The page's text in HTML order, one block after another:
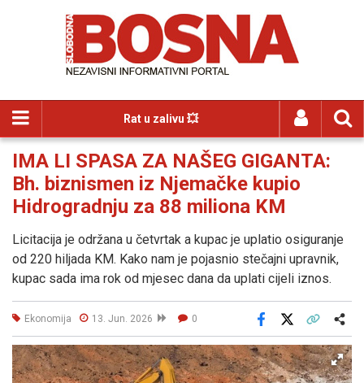
Rat u zalivu 💥
IMA LI SPASA ZA NAŠEG GIGANTA:
Bh. biznismen iz Njemačke kupio
Hidrogradnju za 88 miliona KM
Licitacija je održana u četvrtak a kupac je uplatio osiguranje
od 220 hiljada KM. Kako nam je pojasnio stečajni upravnik,
kupac sada ima rok od mjesec dana da uplati cijeli iznos.
Ekonomija 13. Jun. 2026 0
Facebook